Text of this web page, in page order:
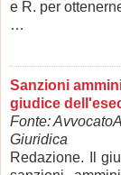
e R. per
…
Sanzioni
giudice
Fonte:
Giuridica
Redazione. Il